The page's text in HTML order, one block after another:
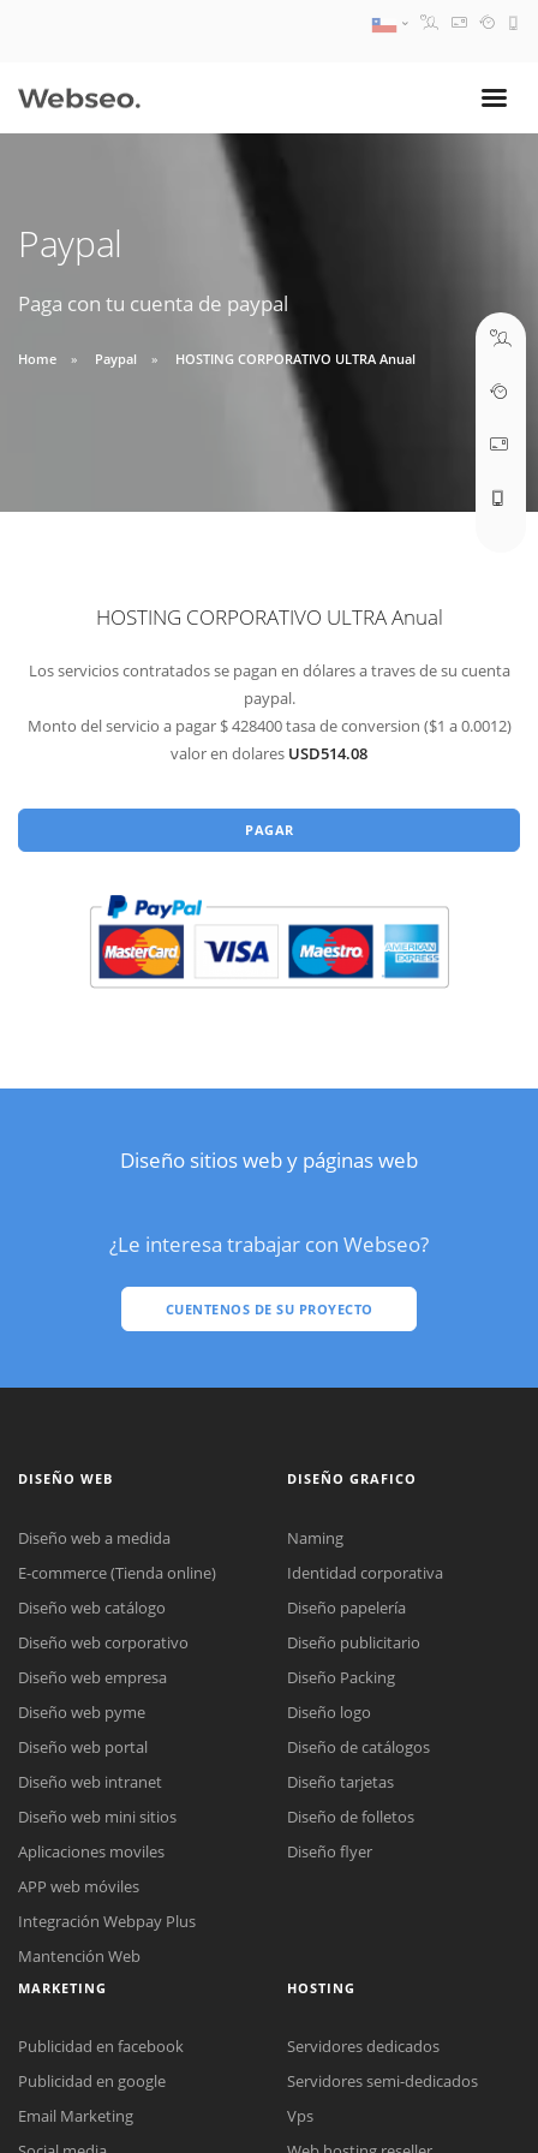
Paypal
Paga con tu cuenta de paypal
Home Paypal HOSTING CORPORATIVO ULTRA Anual
HOSTING CORPORATIVO ULTRA Anual
Los servicios contratados se pagan en dólares a traves de su cuenta
paypal.
Monto del servicio a pagar $ 428400 tasa de conversion ($1 a 0.0012)
valor en dolares USD514.08
PAGAR
Diseño sitios web y páginas web
¿Le interesa trabajar con Webseo?
CUENTENOS DE SU PROYECTO
Reunión online
Meet para la reunión online.
Cotización
Chat Online
ventas@webseo.cl
09:30 AM A 18:30 PM
soporte@webseo.cl
DISEÑO WEB
Diseño web a medida
E-commerce (Tienda online)
Diseño web catálogo
Diseño web corporativo
Diseño web empresa
Diseño web pyme
Diseño web portal
Diseño web intranet
Diseño web mini sitios
Aplicaciones moviles
APP web móviles
Integración Webpay Plus
Mantención Web
DISEÑO GRAFICO
Naming
Identidad corporativa
Diseño papelería
Diseño publicitario
Diseño Packing
Diseño logo
Diseño de catálogos
Diseño tarjetas
Diseño de folletos
Diseño flyer
MARKETING
Publicidad en facebook
Publicidad en google
Email Marketing
HOSTING
Servidores dedicados
Servidores semi-dedicados
Vps